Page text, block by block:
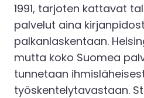
1991, tarjoten kattavat
palvelut aina
palkanlaskentaan.
mutta koko Suomea
tunnetaan
työskentelytavastaan.